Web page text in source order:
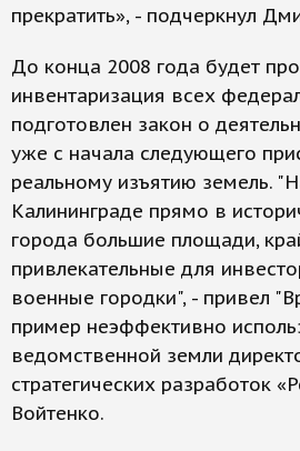
прекратить», - подчеркнул
До конца 2008 года будет
инвентаризация всех
подготовлен закон о
уже с начала следующего
реальному изъятию земель.
Калининграде прямо в
города большие площади,
привлекательные для
военные городки", - привел
пример неэффективно
ведомственной земли
стратегических разработок
Войтенко.